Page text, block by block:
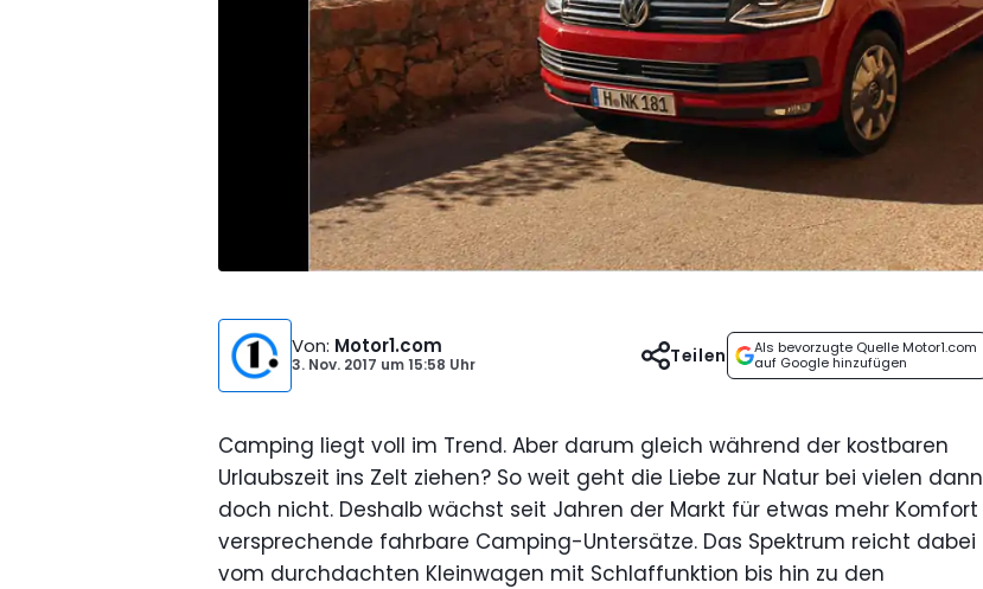
Von: Motor1.com
3. Nov. 2017 um15:58 Uhr
Als bevorzugte Quelle Motor1.com
auf Google hinzufügen
Teilen
Camping liegt voll im Trend. Aber darum gleich während der kostbaren
Urlaubszeit ins Zelt ziehen? So weit geht die Liebe zur Natur bei vielen dann
doch nicht. Deshalb wächst seit Jahren der Markt für etwas mehr Komfort
versprechende fahrbare Camping-Untersätze. Das Spektrum reicht dabei
vom durchdachten Kleinwagen mit Schlaffunktion bis hin zu den